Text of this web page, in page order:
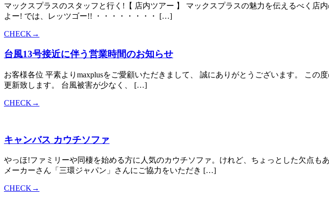
マックスプラスのスタッフと行く!【 店内ツアー 】 マックスプラスの魅力を伝えるべく
よー! では、レッツゴー!! ・・・・・・・・ […]
CHECK→
台風13号接近に伴う営業時間のお知らせ
お客様各位 平素よりmaxplusをご愛顧いただきまして、 誠にありがとうございます。 こ
更新致します。 台風被害が少なく、 […]
CHECK→
キャンバス カウチソファ
やっほ!ファミリーや同棲を始める方に人気のカウチソファ。けれど、ちょっとした欠点
メーカーさん「三環ジャパン」さんにご協力をいただき […]
CHECK→